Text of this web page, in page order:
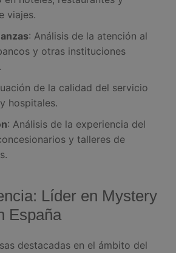
viajes.
: Análisis de la atención al
y otras instituciones
de la calidad del servicio
hospitales.
: Análisis de la experiencia del
y talleres de
Líder en Mystery
España
destacadas en el ámbito del